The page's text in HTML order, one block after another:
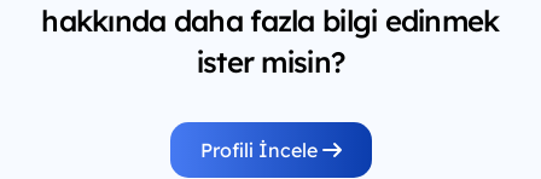
hakkında daha fazla bilgi edinmek
ister misin?
Profili İncele